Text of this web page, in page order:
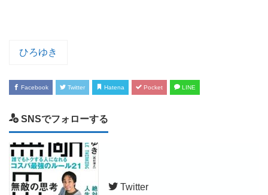
ひろゆき
Facebook Twitter Hatena Pocket LINE
SNSでフォローする
Twitter